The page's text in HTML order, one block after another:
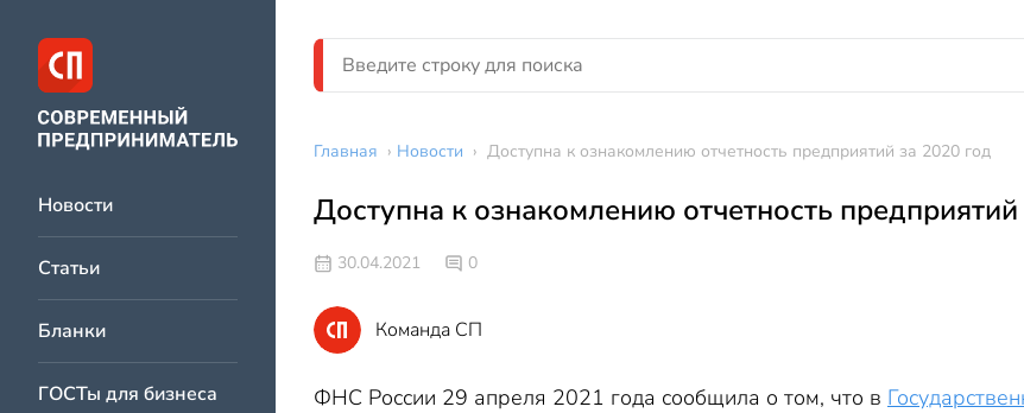
Новости
Статьи
Бланки
ГОСТы для бизнеса
Главная › Новости › Доступна к ознакомлению отчетность предприятий за 2020 год
Доступна к ознакомлению отчетность
30.04.2021 0
Команда СП
ФНС России 29 апреля 2021 года сообщила о том, что в